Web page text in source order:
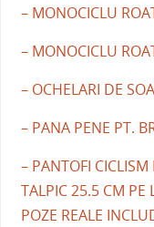
– MONOCICLU
– MONOCICLU
– OCHELARI DE
– PANA PENE PT.
– PANTOFI
TALPIC 25.5 CM PE
POZE REALE